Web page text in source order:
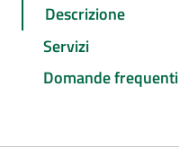
Descrizione
Servizi
Domande frequenti